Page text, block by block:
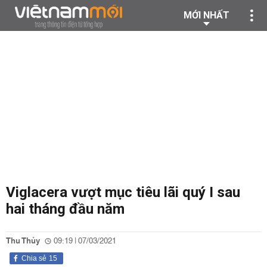
MỚI NHẤT
Viglacera vượt mục tiêu lãi quý I sau
hai tháng đầu năm
Thu Thủy 09:19 | 07/03/2021
15
Chia sẻ